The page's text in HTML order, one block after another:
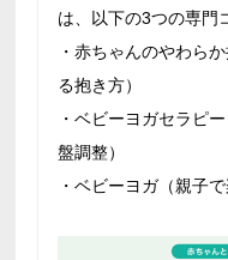
は、以下の3つの専門
・赤ちゃんのやわら
る抱き方）
・ベビーヨガセラピ
盤調整）
・ベビーヨガ（親子